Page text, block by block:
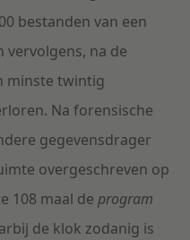
bestanden van een
na de
minste twintig
Na forensische
gegevensdrager
overgeschreven op
108 maal de program
de klok zodanig is